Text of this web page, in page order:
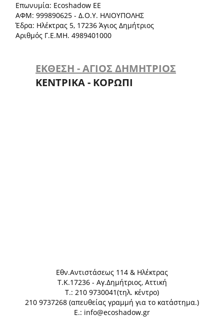
Επωνυμία: Ecoshadow ΕΕ
ΑΦΜ: 999890625 - Δ.Ο.Υ. ΗΛΙΟΥΠΟΛΗΣ
Έδρα: Ηλέκτρας 5, 17236 Άγιος Δημήτριος
Αριθμός Γ.Ε.ΜΗ. 4989401000
ΕΚΘΕΣΗ - ΑΓΙΟΣ ΔΗΜΗΤΡΙΟΣ
ΚΕΝΤΡΙΚΑ - ΚΟΡΩΠΙ
Eθν.Αντιστάσεως 114 & Ηλέκτρας
Τ.Κ.17236 - Αγ.Δημήτριος, Αττική
Τ.: 210 9730041(τηλ. κέντρο)
210 9737268 (απευθείας γραμμή για το κατάστημα.)
E.: info@ecoshadow.gr